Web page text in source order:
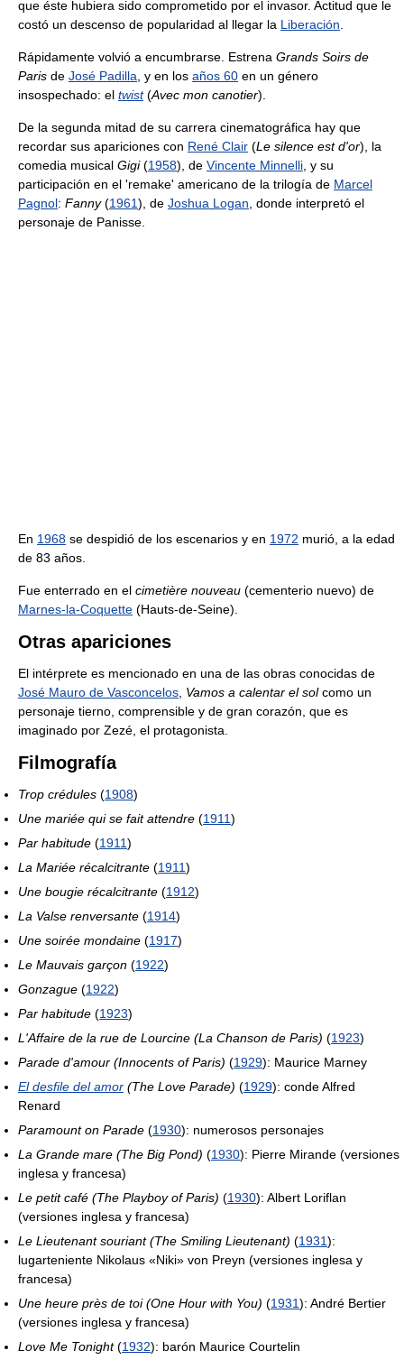
que éste hubiera sido comprometido por el invasor. Actitud que le
costó un descenso de popularidad al llegar la Liberación
Rápidamente volvió a encumbrarse. Estrena Grands Soirs de
Paris de José Padilla , y en los años 60 en un género
insospechado: el twist(Avec mon canotier).
De la segunda mitad de su carrera cinematográfica hay que
recordar sus apariciones con René Clair (Le silence est d'or), la
comedia musical Gigi(1958), de Vincente Minnelli , y su
participación en el 'remake' americano de la trilogía de Marcel
Pagnol: Fanny(1961), de Joshua Logan , donde interpretó el
personaje de Panisse.
En 1968 se despidió de los escenarios y en 1972 murió, a la edad
de 83 años.
Fue enterrado en el cimetière nouveau (cementerio nuevo) de
Marnes-la-Coquette (Hauts-de-Seine).
Otras apariciones
El intérprete es mencionado en una de las obras conocidas de
José Mauro de Vasconcelos Vamos a calentar el solcomo un
personaje tierno, comprensible y de gran corazón, que es
imaginado por Zezé, el protagonista.
Filmografía
Trop crédules (1908)
Une mariée qui se fait attendre (1911)
Par habitude (1911)
La Mariée récalcitrante (1911)
Une bougie récalcitrante (1912)
La Valse renversante (1914)
Une soirée mondaine (1917)
Le Mauvais garçon (1922)
Gonzague (1922)
Par habitude (1923)
L'Affaire de la rue de Lourcine (La Chanson de Paris) (1923)
Parade d'amour (Innocents of Paris) (1929): Maurice Marney
El desfile del amor (The Love Parade) (1929): conde Alfred
Renard
Paramount on Parade (1930): numerosos personajes
La Grande mare (The Big Pond) (1930): Pierre Mirande (versiones
inglesa y francesa)
Le petit café (The Playboy of Paris) (1930): Albert Loriflan
(versiones inglesa y francesa)
Le Lieutenant souriant (The Smiling Lieutenant) (1931):
lugarteniente Nikolaus «Niki» von Preyn (versiones inglesa y
francesa)
Une heure près de toi (One Hour with You) (1931): André Bertier
(versiones inglesa y francesa)
Love Me Tonight(1932): barón Maurice Courtelin